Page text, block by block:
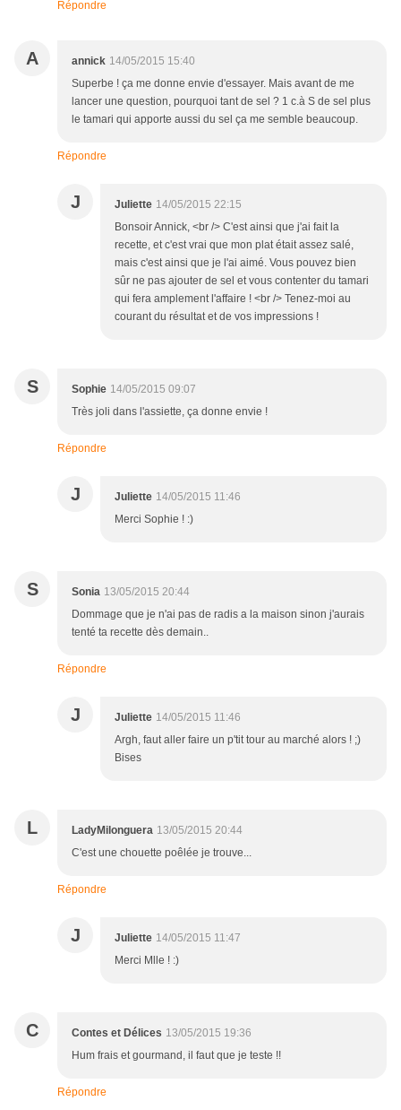
Répondre
A annick 14/05/2015 15:40
Superbe ! ça me donne envie d'essayer. Mais avant de me
lancer une question, pourquoi tant de sel ? 1 c.à S de sel plus
le tamari qui apporte aussi du sel ça me semble beaucoup.
Répondre
J Juliette 14/05/2015 22:15
Bonsoir Annick, <br /> C'est ainsi que j'ai fait la
recette, et c'est vrai que mon plat était assez salé,
mais c'est ainsi que je l'ai aimé. Vous pouvez bien
sûr ne pas ajouter de sel et vous contenter du tamari
qui fera amplement l'affaire ! <br /> Tenez-moi au
courant du résultat et de vos impressions !
S Sophie 14/05/2015 09:07
Très joli dans l'assiette, ça donne envie !
Répondre
J Juliette 14/05/2015 11:46
Merci Sophie ! :)
S Sonia 13/05/2015 20:44
Dommage que je n'ai pas de radis a la maison sinon j'aurais
tenté ta recette dès demain..
Répondre
J Juliette 14/05/2015 11:46
Argh, faut aller faire un p'tit tour au marché alors ! ;)
Bises
L LadyMilonguera 13/05/2015 20:44
C'est une chouette poêlée je trouve...
Répondre
J Juliette 14/05/2015 11:47
Merci Mlle ! :)
C Contes et Délices 13/05/2015 19:36
Hum frais et gourmand, il faut que je teste !!
Répondre